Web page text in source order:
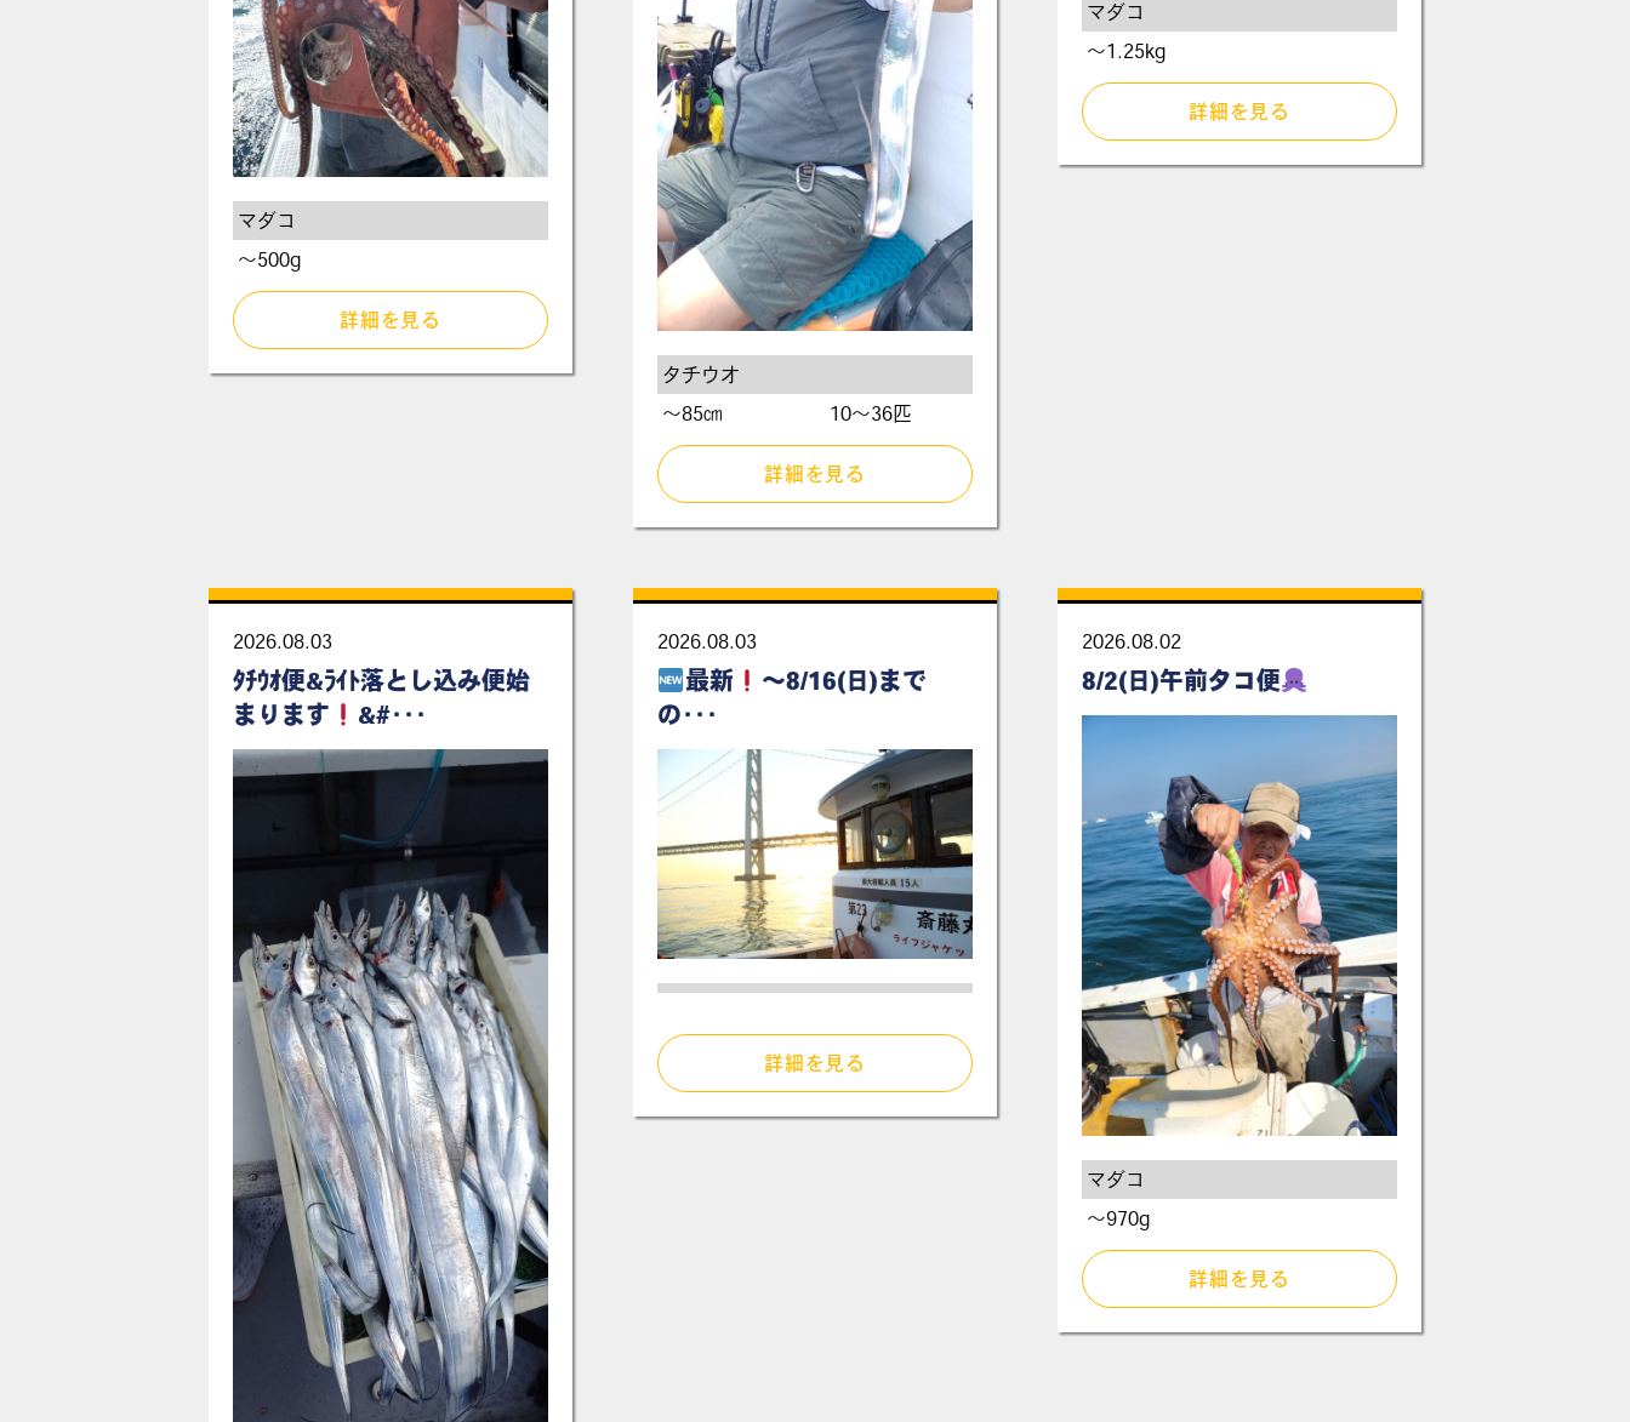
マダコ
～500g
詳細を見る
タチウオ
〜85㎝
10～36匹
詳細を見る
マダコ
〜1.25kg
詳細を見る
2026.08.03
ﾀﾁｳｵ便&ﾗｲﾄ落とし込み便始
まります
&#･･･
2026.08.03
最新
～8/16(日)まで
の･･･
詳細を見る
2026.08.02
8/2(日)午前タコ便
マダコ
～970g
詳細を見る